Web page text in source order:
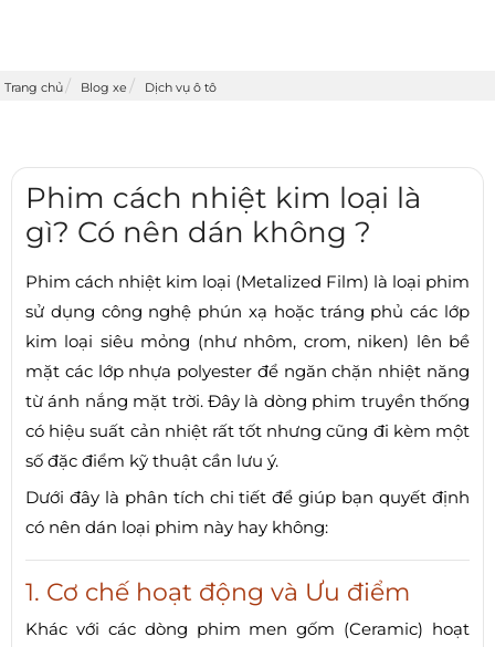
Trang chủ Blog xe Dịch vụ ô tô
Phim cách nhiệt kim loại là
gì? Có nên dán không ?
Phim cách nhiệt kim loại (Metalized Film) là loại phim
sử dụng công nghệ phún xạ hoặc tráng phủ các lớp
kim loại siêu mỏng (như nhôm, crom, niken) lên bề
mặt các lớp nhựa polyester để ngăn chặn nhiệt năng
từ ánh nắng mặt trời. Đây là dòng phim truyền thống
có hiệu suất cản nhiệt rất tốt nhưng cũng đi kèm một
số đặc điểm kỹ thuật cần lưu ý.
Dưới đây là phân tích chi tiết để giúp bạn quyết định
có nên dán loại phim này hay không:
1. Cơ chế hoạt động và Ưu điểm
Khác với các dòng phim men gốm (Ceramic) hoạt